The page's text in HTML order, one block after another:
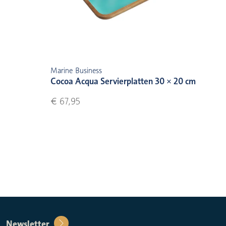
Marine Business
Cocoa Acqua Servierplatten 30 × 20 cm
€ 67,95
Newsletter